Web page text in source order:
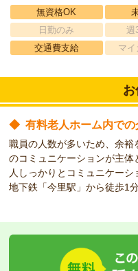
無資格OK
日勤のみ
週
交通費支給
マ
◆ 有料老人ホーム内での
職員の人数が多いため、余裕
のコミュニケーションが主
人しっかりとコミュニケーシ
地下鉄「今里駅」から徒歩1
前向きに介護に取り組んで